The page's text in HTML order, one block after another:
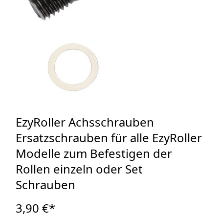
EzyRoller Achsschrauben
Ersatzschrauben für alle EzyRoller
Modelle zum Befestigen der
Rollen einzeln oder Set
Schrauben
3,90 €*